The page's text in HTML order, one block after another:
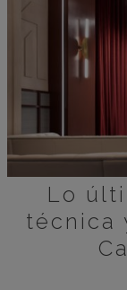
Lo
técnica